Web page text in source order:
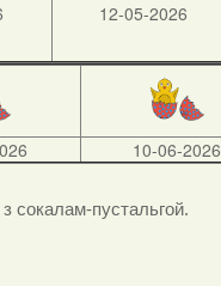
12-05-2026
10-06-2026
сокалам-пустальгой.